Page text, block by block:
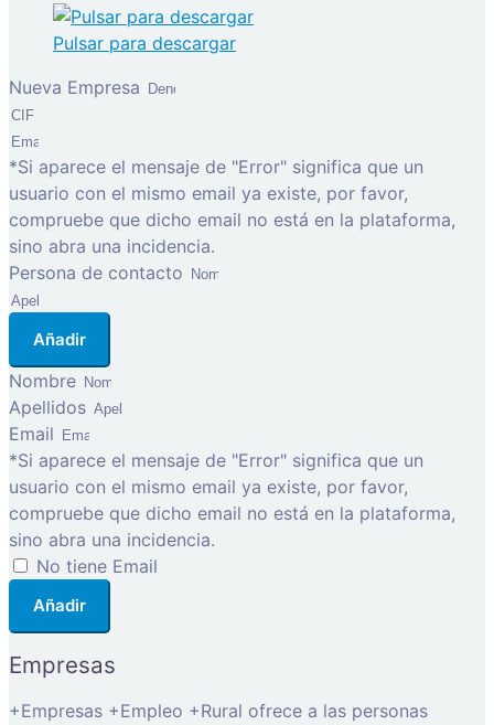
Pulsar para descargar
Nueva Empresa
*Si aparece el mensaje de "Error" significa que un
usuario con el mismo email ya existe, por favor,
compruebe que dicho email no está en la plataforma,
sino abra una incidencia.
Persona de contacto
Añadir
Nombre
Apellidos
Email
*Si aparece el mensaje de "Error" significa que un
usuario con el mismo email ya existe, por favor,
compruebe que dicho email no está en la plataforma,
sino abra una incidencia.
No tiene Email
Añadir
Empresas
+Empresas +Empleo +Rural ofrece a las personas